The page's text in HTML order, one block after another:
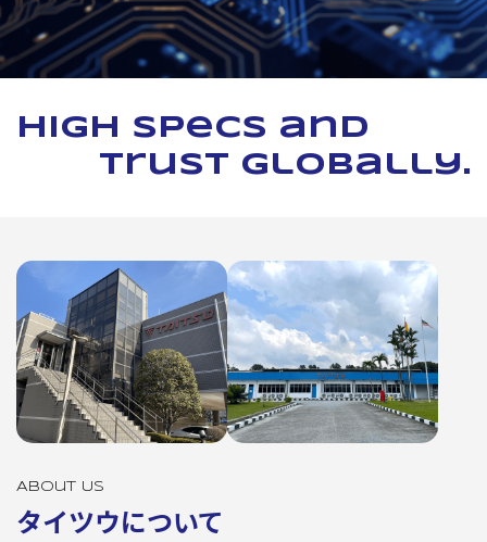
High specs and
trust globally.
About Us
タイツウについて